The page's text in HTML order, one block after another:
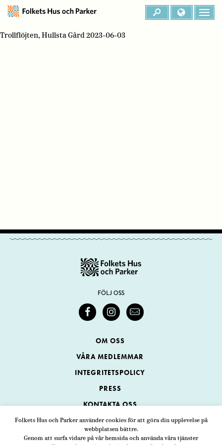
Folkets Hus och Parker använder cookies för att göra din upplevelse på
webbplatsen bättre.
Genom att surfa vidare på vår hemsida och använda våra tjänster
Trollflöjten, Hullsta Gård 2023-06-03
FÖLJ OSS
OM OSS
VÅRA MEDLEMMAR
INTEGRITETSPOLICY
PRESS
KONTAKTA OSS
Folkets Hus och Parker